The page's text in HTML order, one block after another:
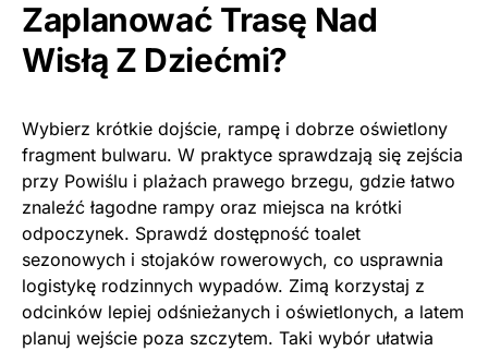
Zaplanować Trasę Nad
Wisłą Z Dziećmi?
Wybierz krótkie dojście, rampę i dobrze oświetlony
fragment bulwaru. W praktyce sprawdzają się zejścia
przy Powiślu i plażach prawego brzegu, gdzie łatwo
znaleźć łagodne rampy oraz miejsca na krótki
odpoczynek. Sprawdź dostępność toalet
sezonowych i stojaków rowerowych, co usprawnia
logistykę rodzinnych wypadów. Zimą korzystaj z
odcinków lepiej odśnieżanych i oświetlonych, a latem
planuj wejście poza szczytem. Taki wybór ułatwia